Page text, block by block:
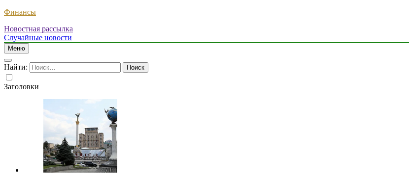
Финансы
Новостная рассылка
Случайные новости
Меню
Найти:
Заголовки